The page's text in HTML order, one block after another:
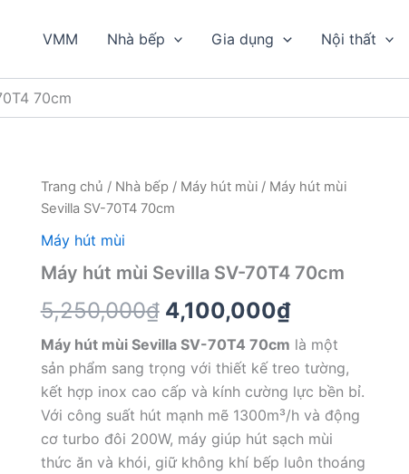
VMM Nhà bếp Gia dụng Nội thất
70cm
Trang chủ / Nhà bếp / Máy hút mùi/ Máy hút mùi
Sevilla SV-70T4 70cm
Máy hút mùi
Máy hút mùi Sevilla SV-70T4 70cm
5,250,000₫ Giá
gốc
là:
5,250,000₫.
4,100,000₫Giá
hiện
tại
là:
4,100,000₫.
Máy hút mùi Sevilla SV-70T4 70cm là một
sản phẩm sang trọng với thiết kế treo tường,
kết hợp inox cao cấp và kính cường lực bền bỉ.
Với công suất hút mạnh mẽ 1300m³/h và động
cơ turbo đôi 200W, máy giúp hút sạch mùi
thức ăn và khói, giữ không khí bếp luôn thoáng